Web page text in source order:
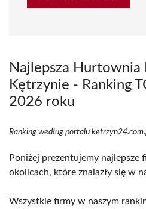
Najlepsza Hurtownia
Kętrzynie - Ranking
2026 roku
Ranking według portalu
Poniżej prezentujemy najlepsze
okolicach, które znalazły się w
Wszystkie firmy w naszym